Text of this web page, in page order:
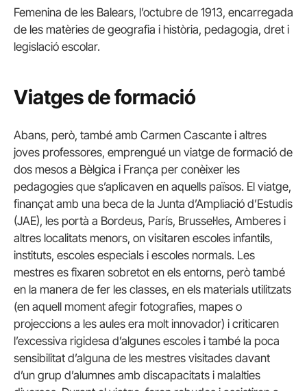
Femenina de les Balears, l’octubre de 1913, encarregada
de les matèries de geografia i història, pedagogia, dret i
legislació escolar.
Viatges de formació
Abans, però, també amb Carmen Cascante i altres
joves professores, emprengué un viatge de formació de
dos mesos a Bèlgica i França per conèixer les
pedagogies que s’aplicaven en aquells països. El viatge,
finançat amb una beca de la Junta d’Ampliació d’Estudis
(JAE), les portà a Bordeus, París, Brussel·les, Amberes i
altres localitats menors, on visitaren escoles infantils,
instituts, escoles especials i escoles normals. Les
mestres es fixaren sobretot en els entorns, però també
en la manera de fer les classes, en els materials utilitzats
(en aquell moment afegir fotografies, mapes o
projeccions a les aules era molt innovador) i criticaren
l’excessiva rigidesa d’algunes escoles i també la poca
sensibilitat d’alguna de les mestres visitades davant
d’un grup d’alumnes amb discapacitats i malalties